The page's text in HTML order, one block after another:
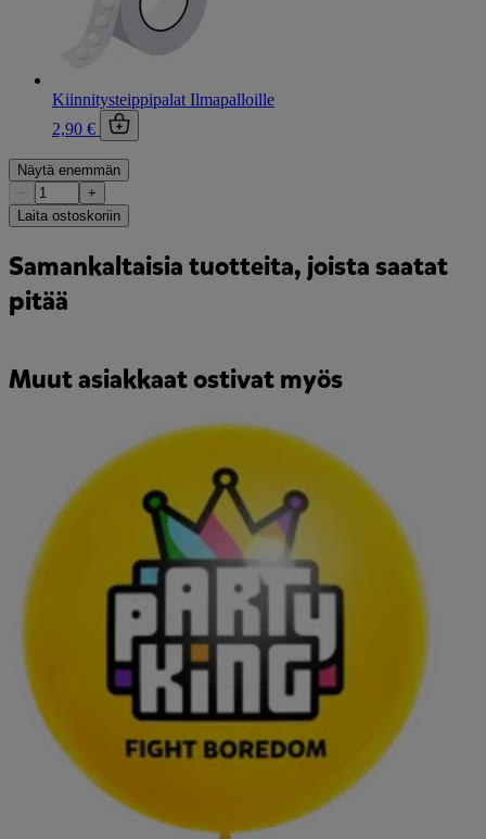
Kiinnitysteippipalat Ilmapalloille
2,90 €
Näytä enemmän
−
+
Laita ostoskoriin
Samankaltaisia tuotteita, joista saatat
pitää
Muut asiakkaat ostivat myös